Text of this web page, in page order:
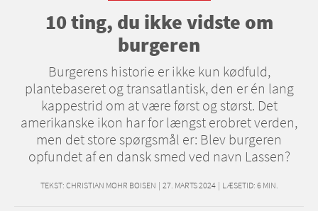
10 ting, du ikke vidste om
burgeren
Burgerens historie er ikke kun kødfuld,
plantebaseret og transatlantisk, den er én lang
kappestrid om at være først og størst. Det
amerikanske ikon har for længst erobret verden,
men det store spørgsmål er: Blev burgeren
opfundet af en dansk smed ved navn Lassen?
TEKST: CHRISTIAN MOHR BOISEN | 27. MARTS 2024 | LÆSETID: 6 MIN.